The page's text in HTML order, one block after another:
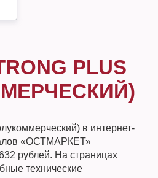
PLUS
в интернет-
«ОСТМАРКЕТ»
рублей. На страницах
технические